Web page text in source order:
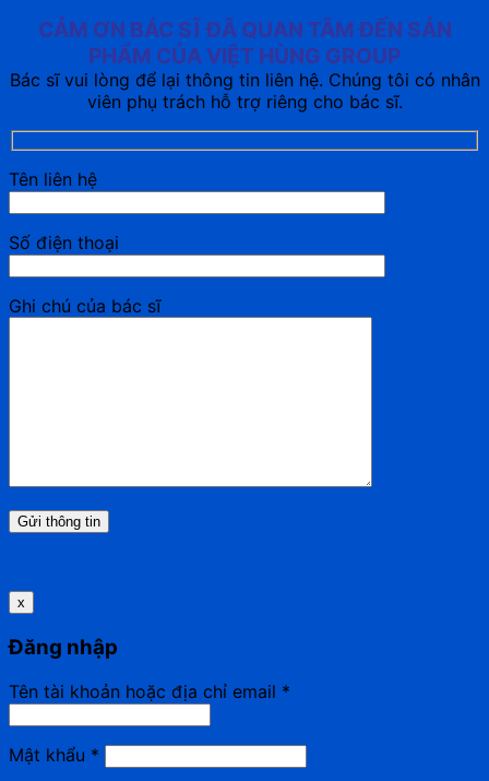
CẢM ƠN BÁC SĨ ĐÃ QUAN TÂM ĐẾN SẢN
PHẨM CỦA VIỆT HÙNG GROUP
Bác sĩ vui lòng để lại thông tin liên hệ. Chúng tôi có nhân
viên phụ trách hỗ trợ riêng cho bác sĩ.
Tên liên hệ
Số điện thoại
Ghi chú của bác sĩ
x
Đăng nhập
Tên tài khoản hoặc địa chỉ email *
Mật khẩu *